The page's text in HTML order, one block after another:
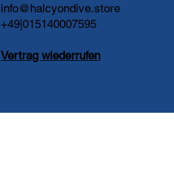
info@halcyondive.store
+49|015140007595
Vertrag wiederrufen